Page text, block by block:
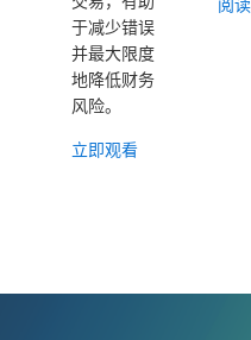
于减少错误
并最大限度
地降低财务
风险。
立即观看
阅